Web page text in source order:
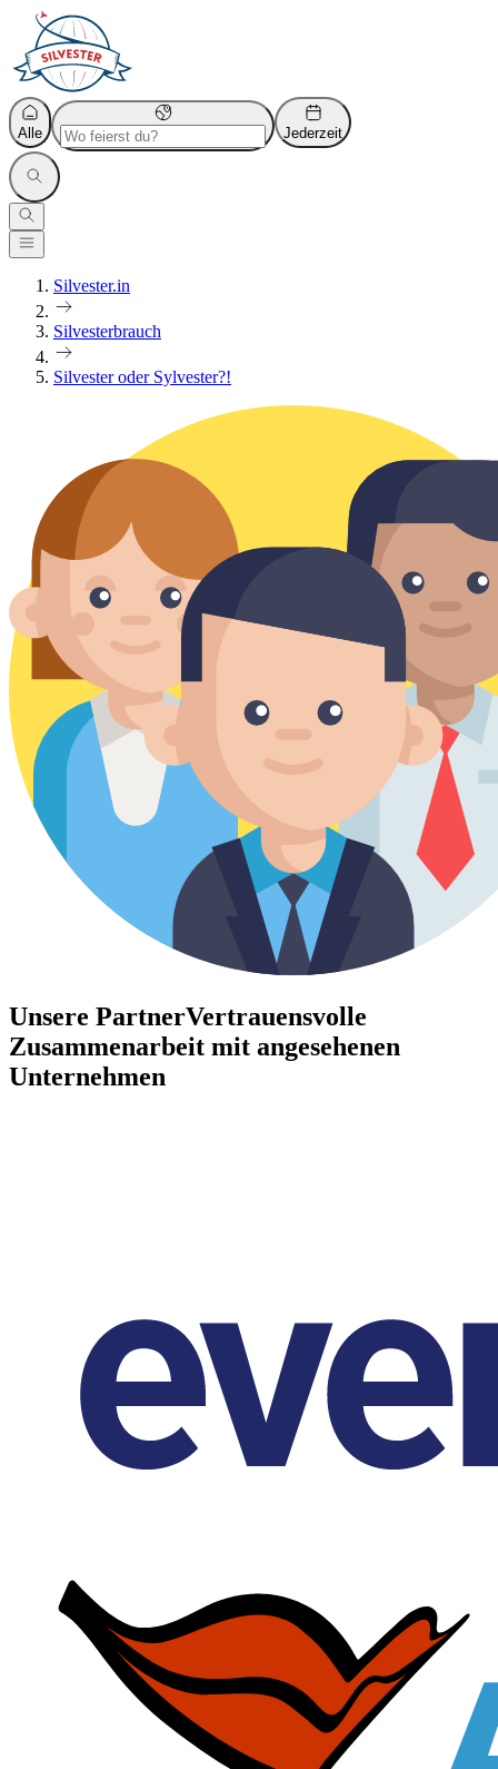
Alle Jederzeit
Silvester.in
Silvesterbrauch
Silvester oder Sylvester?!
Unsere PartnerVertrauensvolle
Zusammenarbeit mit angesehenen
Unternehmen